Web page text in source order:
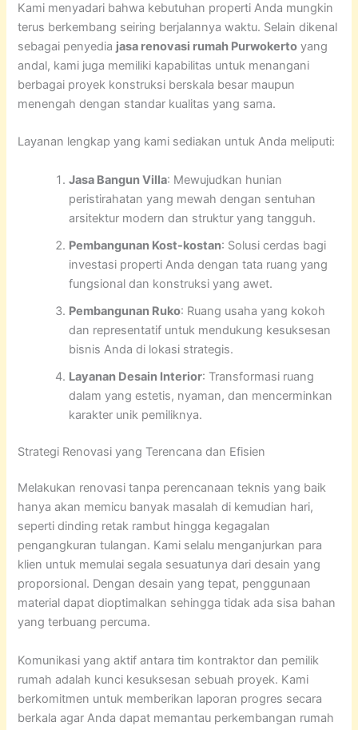
Kami menyadari bahwa kebutuhan properti Anda mungkin
terus berkembang seiring berjalannya waktu. Selain dikenal
sebagai penyedia jasa renovasi rumah Purwokerto yang
andal, kami juga memiliki kapabilitas untuk menangani
berbagai proyek konstruksi berskala besar maupun
menengah dengan standar kualitas yang sama.
Layanan lengkap yang kami sediakan untuk Anda meliputi:
Jasa Bangun Villa: Mewujudkan hunian
peristirahatan yang mewah dengan sentuhan
arsitektur modern dan struktur yang tangguh.
Pembangunan Kost-kostan: Solusi cerdas bagi
investasi properti Anda dengan tata ruang yang
fungsional dan konstruksi yang awet.
Pembangunan Ruko: Ruang usaha yang kokoh
dan representatif untuk mendukung kesuksesan
bisnis Anda di lokasi strategis.
Layanan Desain Interior: Transformasi ruang
dalam yang estetis, nyaman, dan mencerminkan
karakter unik pemiliknya.
Strategi Renovasi yang Terencana dan Efisien
Melakukan renovasi tanpa perencanaan teknis yang baik
hanya akan memicu banyak masalah di kemudian hari,
seperti dinding retak rambut hingga kegagalan
pengangkuran tulangan. Kami selalu menganjurkan para
klien untuk memulai segala sesuatunya dari desain yang
proporsional. Dengan desain yang tepat, penggunaan
material dapat dioptimalkan sehingga tidak ada sisa bahan
yang terbuang percuma.
Komunikasi yang aktif antara tim kontraktor dan pemilik
rumah adalah kunci kesuksesan sebuah proyek. Kami
berkomitmen untuk memberikan laporan progres secara
berkala agar Anda dapat memantau perkembangan rumah